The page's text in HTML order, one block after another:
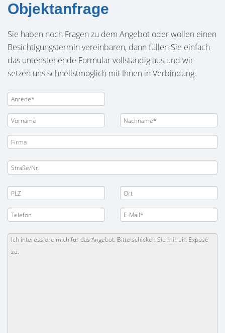
Objektanfrage
Sie haben noch Fragen zu dem Angebot oder wollen einen
Besichtigungstermin vereinbaren, dann füllen Sie einfach
das untenstehende Formular vollständig aus und wir
setzen uns schnellstmöglich mit Ihnen in Verbindung.